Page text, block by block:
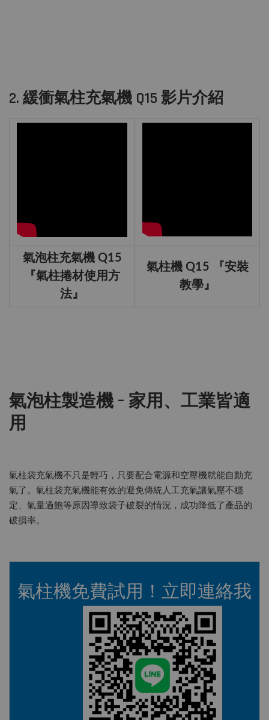
2. 緩衝氣柱充氣機 Q15 影片介紹
氣泡柱充氣機 Q15
『氣柱捲材使用方
法』
氣柱機 Q15 『安裝
教學』
氣泡柱製造機 – 家用、工業皆適
用
氣柱袋充氣機不只是輕巧，只要配合電源和空壓機就能自動充
氣了。氣柱袋充氣機能有效的避免傳統人工充氣讓氣壓不穩
定、氣量過飽等原因導致袋子破裂的情況，成功降低了產品的
破損率。
氣柱機免費試用！立即連絡我